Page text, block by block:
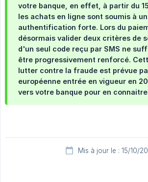
votre banque, en effet, à partir du
les achats en ligne sont soumis à
authentification forte. Lors du
désormais valider deux critères de
d'un seul code reçu par SMS ne
être progressivement renforcé.
lutter contre la fraude est prévue
européenne entrée en vigueur en
vers votre banque pour en
Mis à jour le : 15/10/